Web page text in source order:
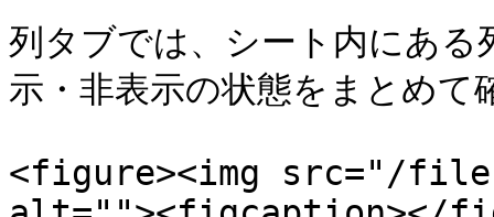
列タブでは、シート内にある
示・非表示の状態をまとめて
<figure><img src="/files/